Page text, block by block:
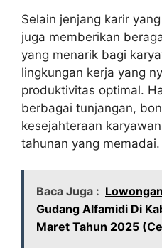
Selain jenjang karir
juga memberikan
yang menarik bagi
lingkungan kerja yang
produktivitas optimal.
berbagai tunjangan,
kesejahteraan
tahunan yang memadai.
Baca Juga :
Gudang Alfamidi Di
Maret Tahun 2025